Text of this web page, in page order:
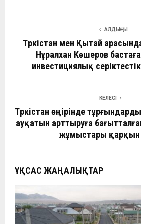
b
o
o
k
s
A
p
p
gr
a
m
h
АЛДЫҢҒЫ
Түркістан мен Қытай
Нұралхан Көшеров
инвестициялық
КЕЛЕСІ
Түркістан өңірінде
ауқатын арттыруға
жұмыстары қарқын
ҰҚСАС ЖАҢАЛЫҚТАР